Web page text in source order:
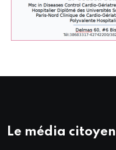
Le média citoyen